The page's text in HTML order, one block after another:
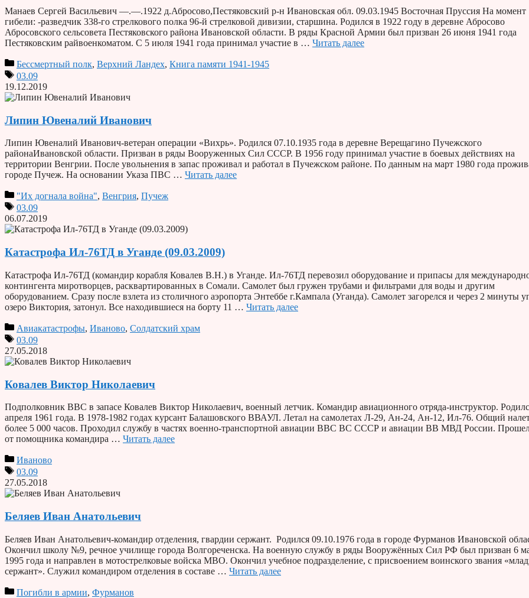
Манаев Сергей Васильевич —.—.1922 д.Абросово,Пестяковский р-н Ивановская обл. 09.03.1945 Восточная Пруссия На момент
гибели: -разведчик 338-го стрелкового полка 96-й стрелковой дивизии, старшина. Родился в 1922 году в деревне Абросово
Абросовского сельсовета Пестяковского района Ивановской области. В ряды Красной Армии был призван 26 июня 1941 года
Пестяковским райвоенкоматом. С 5 июля 1941 года принимал участие в … Читать далее
Бессмертный полк, Верхний Ландех, Книга памяти 1941-1945
03.09
19.12.2019
Липин Ювеналий Иванович
Липин Ювеналий Иванович-ветеран операции «Вихрь». Родился 07.10.1935 года в деревне Верещагино Пучежского
районаИвановской области. Призван в ряды Вооруженных Сил СССР. В 1956 году принимал участие в боевых действиях на
территории Венгрии. После увольнения в запас проживал и работал в Пучежском районе. По данным на март 1980 года
городе Пучеж. На основании Указа ПВС … Читать далее
"Их догнала война", Венгрия, Пучеж
03.09
06.07.2019
Катастрофа Ил-76ТД в Уганде (09.03.2009)
Катастрофа Ил-76ТД (командир корабля Ковалев В.Н.) в Уганде. Ил-76ТД перевозил оборудование и припасы для
контингента миротворцев, расквартированных в Сомали. Самолет был гружен трубами и фильтрами для воды и другим
оборудованием. Сразу после взлета из столичного аэропорта Энтеббе г.Кампала (Уганда). Самолет загорелся и через 2 минуты
озеро Виктория, затонул. Все находившиеся на борту 11 … Читать далее
Авиакатастрофы, Иваново, Солдатский храм
03.09
27.05.2018
Ковалев Виктор Николаевич
Подполковник ВВС в запасе Ковалев Виктор Николаевич, военный летчик. Командир авиационного отряда-инструктор.
апреля 1961 года. В 1978-1982 годах курсант Балашовского ВВАУЛ. Летал на самолетах Л-29, Ан-24, Ан-12, Ил-76. Общий
более 5 000 часов. Проходил службу в частях военно-транспортной авиации ВВС ВС СССР и авиации ВВ МВД России.
от помощника командира … Читать далее
Иваново
03.09
27.05.2018
Беляев Иван Анатольевич
Беляев Иван Анатольевич-командир отделения, гвардии сержант. Родился 09.10.1976 года в городе Фурманов Ивановской
Окончил школу №9, речное училище города Волгореченска. На военную службу в ряды Вооружённых Сил РФ был призван 6
1995 года и направлен в мотострелковые войска МВО. Окончил учебное подразделение, с присвоением воинского звания
сержант». Служил командиром отделения в составе … Читать далее
Погибли в армии, Фурманов